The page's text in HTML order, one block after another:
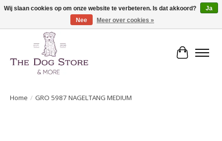
De speciaalzaak in hondenartikelen en meer!
Home / GRO 5987 NAGELTANG MEDIUM
Wij slaan cookies op om onze website te verbeteren. Is dat akkoord?
Ja
Nee
Meer over cookies »